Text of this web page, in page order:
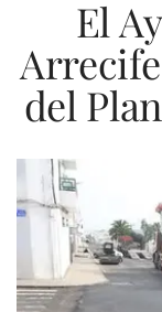
El
del